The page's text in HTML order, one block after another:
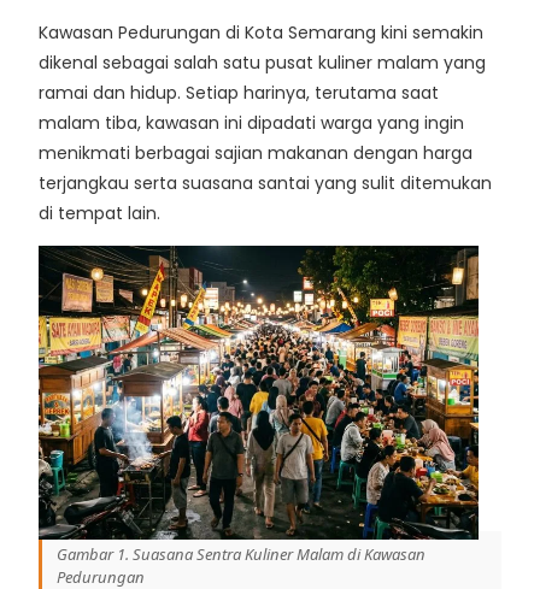
Kawasan Pedurungan di Kota Semarang kini semakin
dikenal sebagai salah satu pusat kuliner malam yang
ramai dan hidup. Setiap harinya, terutama saat
malam tiba, kawasan ini dipadati warga yang ingin
menikmati berbagai sajian makanan dengan harga
terjangkau serta suasana santai yang sulit ditemukan
di tempat lain.
Gambar 1. Suasana Sentra Kuliner Malam di Kawasan
Pedurungan